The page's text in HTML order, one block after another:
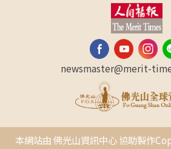
newsmaster@merit-
本網站由 佛光山資訊中心 協助製作